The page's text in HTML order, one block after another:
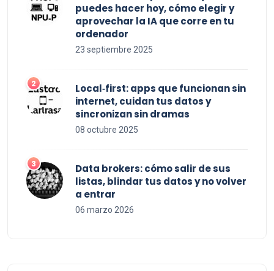
puedes hacer hoy, cómo elegir y
aprovechar la IA que corre en tu
ordenador
23 septiembre 2025
Local‑first: apps que funcionan sin
internet, cuidan tus datos y
sincronizan sin dramas
08 octubre 2025
Data brokers: cómo salir de sus
listas, blindar tus datos y no volver
a entrar
06 marzo 2026